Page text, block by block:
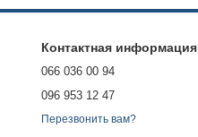
Контактная информация
066 036 00 94
096 953 12 47
Перезвонить вам?